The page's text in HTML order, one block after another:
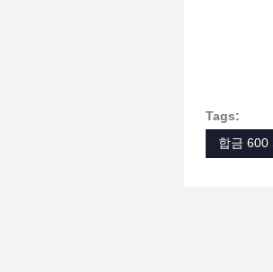
Tags:
합금 600